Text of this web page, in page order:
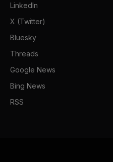
LinkedIn
X (Twitter)
Bluesky
Threads
Google News
Bing News
RSS